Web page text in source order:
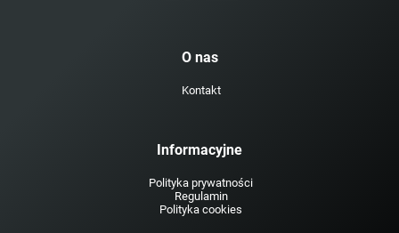
O nas
Kontakt
Informacyjne
Polityka prywatności
Regulamin
Polityka cookies